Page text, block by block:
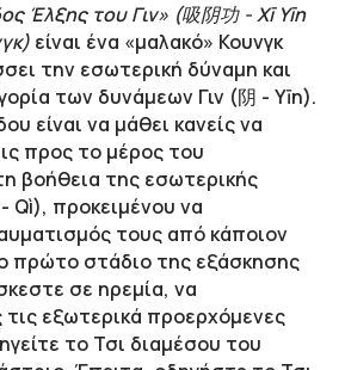
Έλξης του Γιν» (吸阴功 - Xī Yīn
είναι ένα «μαλακό» Κουνγκ
την εσωτερική δύναμη και
των δυνάμεων Γιν (阴 - Yīn).
είναι να μάθει κανείς να
προς το μέρος του
βοήθεια της εσωτερικής
Qì), προκειμένου να
τους από κάποιον
πρώτο στάδιο της εξάσκησης
σε ηρεμία, να
τις εξωτερικά προερχόμενες
το Τσι διαμέσου του